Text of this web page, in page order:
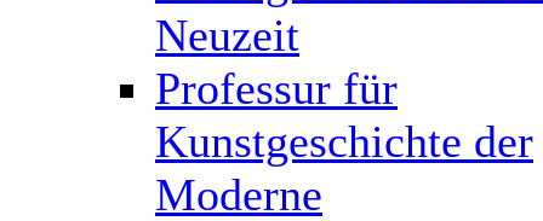
Neuzeit
Professur für
Kunstgeschichte der
Moderne